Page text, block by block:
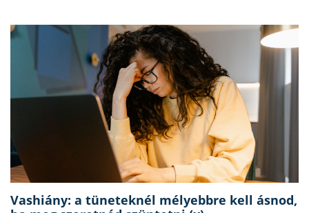
Vashiány: a tüneteknél mélyebbre kell ásnod,